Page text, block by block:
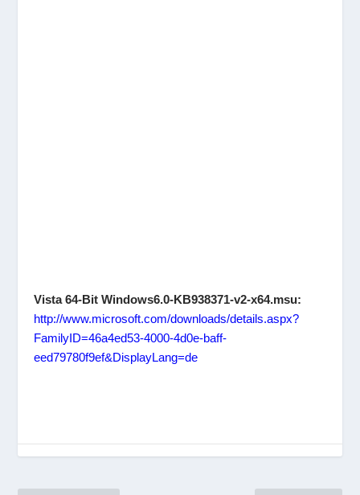
Vista 64-Bit Windows6.0-KB938371-v2-x64.msu:
http://www.microsoft.com/downloads/details.aspx?
FamilyID=46a4ed53-4000-4d0e-baff-
eed79780f9ef&DisplayLang=de